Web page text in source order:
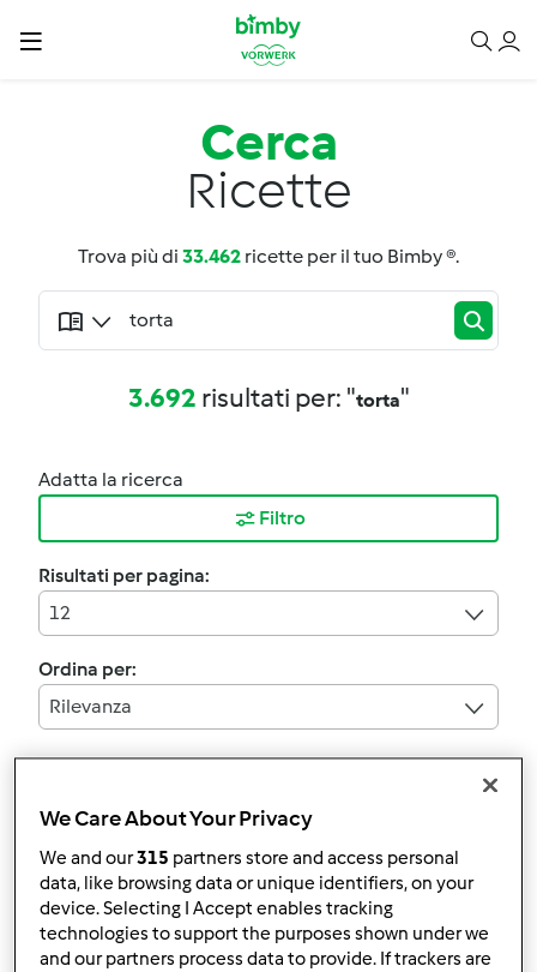
Cerca
Ricette
Trova più di 33.462 ricette per il tuo Bimby ®.
3.692 risultati per: "torta"
Adatta la ricerca
Filtro
Risultati per pagina:
12
Ordina per:
Rilevanza
Torta "In fondo al mar"
bis (per Michela 9 anni)
daOspite
We Care About Your Privacy
We and our315 partners store and access personal
data, like browsing data or unique identifiers, on your
device. Selecting I Accept enables tracking
technologies to support the purposes shown under we
and our partners process data to provide. If trackers are